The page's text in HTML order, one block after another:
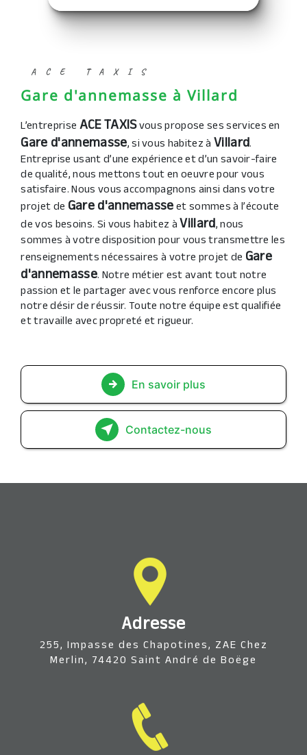
ACE TAXIS
Gare d'annemasse à Villard
L’entrepriseACE TAXISvous propose ses services en
Gare d'annemasse, si vous habitez àVillard.
Entreprise usant d’une expérience et d’un savoir-faire
de qualité, nous mettons tout en oeuvre pour vous
satisfaire. Nous vous accompagnons ainsi dans votre
projet de Gare d'annemasseet sommes à l’écoute
de vos besoins. Si vous habitez àVillard, nous
sommes à votre disposition pour vous transmettre les
renseignements nécessaires à votre projet de Gare
d'annemasse. Notre métier est avant tout notre
passion et le partager avec vous renforce encore plus
notre désir de réussir. Toute notre équipe est qualifiée
et travaille avec propreté et rigueur.
En savoir plus
Contactez-nous
Adresse
255, Impasse des Chapotines, ZAE Chez
Merlin, 74420 Saint André de Boëge